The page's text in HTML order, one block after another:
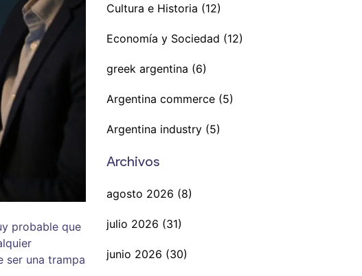
probable que
ser una trampa
Cultura e Historia (12)
Economía y Sociedad (12)
greek argentina (6)
Argentina commerce (5)
Argentina industry (5)
Archivos
agosto 2026 (8)
julio 2026 (31)
junio 2026 (30)